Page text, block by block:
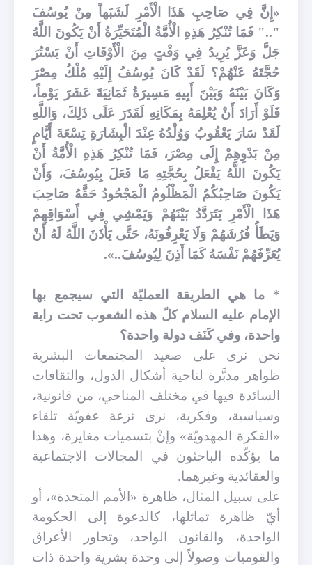
«إِنَّ فِي صَاحِبِ هَذَا الْأَمْرِ لَشَبَهاً مِنْ يُوسُفَ
".." فَمَا تُنْكِرُ هَذِهِ الْأُمَّةُ الْمُتَحَيِّرَةُ أَنْ يَكُونَ اللَّهُ
جَلَّ وَعَزَّ يُرِيدُ فِي وَقْتٍ مِنَ الْأَوْقَاتِ أَنْ يَسْتُرَ
حُجَّتَهُ عَنْهُمْ؟ لَقَدْ كَانَ يُوسُفُ إِلَيْهِ مُلْكُ مِصْرَ
وَكَانَ بَيْنَهُ وَبَيْنَ أَبِيهِ مَسِيرَةُ ثَمَانِيَةَ عَشَرَ يَوْماً،
فَلَوْ أَرَادَ أَنْ يُعْلِمَهُ بِمَكَانِهِ لَقَدَرَ عَلَى ذَلِكَ، وَاللَّهِ
لَقَدْ سَارَ يَعْقُوبُ وَوُلْدُهُ عِنْدَ الْبِشَارَةِ تِسْعَةَ أَيَّامٍ
مِنْ بَدْوِهِمْ إِلَى مِصْرَ، فَمَا تُنْكِرُ هَذِهِ الْأُمَّةُ أَنْ
يَكُونَ اللَّهُ يَفْعَلُ بِحُجَّتِهِ مَا فَعَلَ بِيُوسُفَ، وَأَنْ
يَكُونَ‏ صَاحِبُكُمُ‏ الْمَظْلُومُ‏ الْمَجْحُودُ حَقَّهُ صَاحِبَ
هَذَا الْأَمْرِ يَتَرَدَّدُ بَيْنَهُمْ وَيَمْشِي فِي أَسْوَاقِهِمْ
وَيَطَأُ فُرُشَهُمْ وَلَا يَعْرِفُونَهُ، حَتَّى يَأْذَنَ اللَّهُ لَهُ أَنْ
يُعَرِّفَهُمْ نَفْسَهُ كَمَا أَذِنَ لِيُوسُفَ..».
* ما هي الطريقة العمليّة التي سيجمع بها
الإمام عليه السلام كلّ هذه الشعوب تحت راية
واحدة، وفي كَنَف دولة واحدة؟
نحن نرى على صعيد المجتمعات البشرية
ظواهر مدبَّرة لناحية أشكال الدول، والثقافات
السائدة فيها في مختلف المناحي، من قانونية،
وسياسية، وفكرية، نرى نزعة عفويّة تلقاء
«الفكرة المهدويّة» وإنْ بتسميات مغايرة، وهذا
ما يؤكّده الباحثون في المجالات الاجتماعية
والعقائدية وغيرهما.
على سبيل المثال، ظاهرة «الأمم المتحدة»، أو
أيّ ظاهرة تماثلها، كالدعوة إلى الحكومة
الواحدة، والقانون الواحد، وتجاوز الأعراق
والقوميات وصولاً إلى وحدة بشرية واحدة ذات